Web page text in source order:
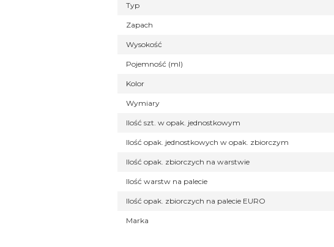
Typ
Zapach
Wysokość
Pojemność (ml)
Kolor
Wymiary
Ilość szt. w opak. jednostkowym
Ilość opak. jednostkowych w opak. zbiorczym
Ilość opak. zbiorczych na warstwie
Ilość warstw na palecie
Ilość opak. zbiorczych na palecie EURO
Marka